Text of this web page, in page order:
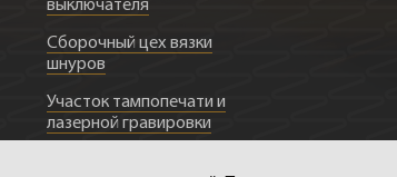
выключателя
Сборочный цех вязки
шнуров
Участок тампопечати и
лазерной гравировки